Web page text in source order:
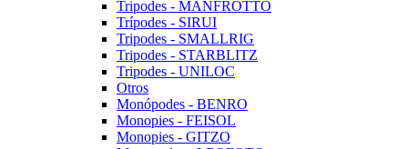
Tripodes - MANFROTTO
Trípodes - SIRUI
Tripodes - SMALLRIG
Tripodes - STARBLITZ
Tripodes - UNILOC
Otros
Monópodes - BENRO
Monopies - FEISOL
Monopies - GITZO